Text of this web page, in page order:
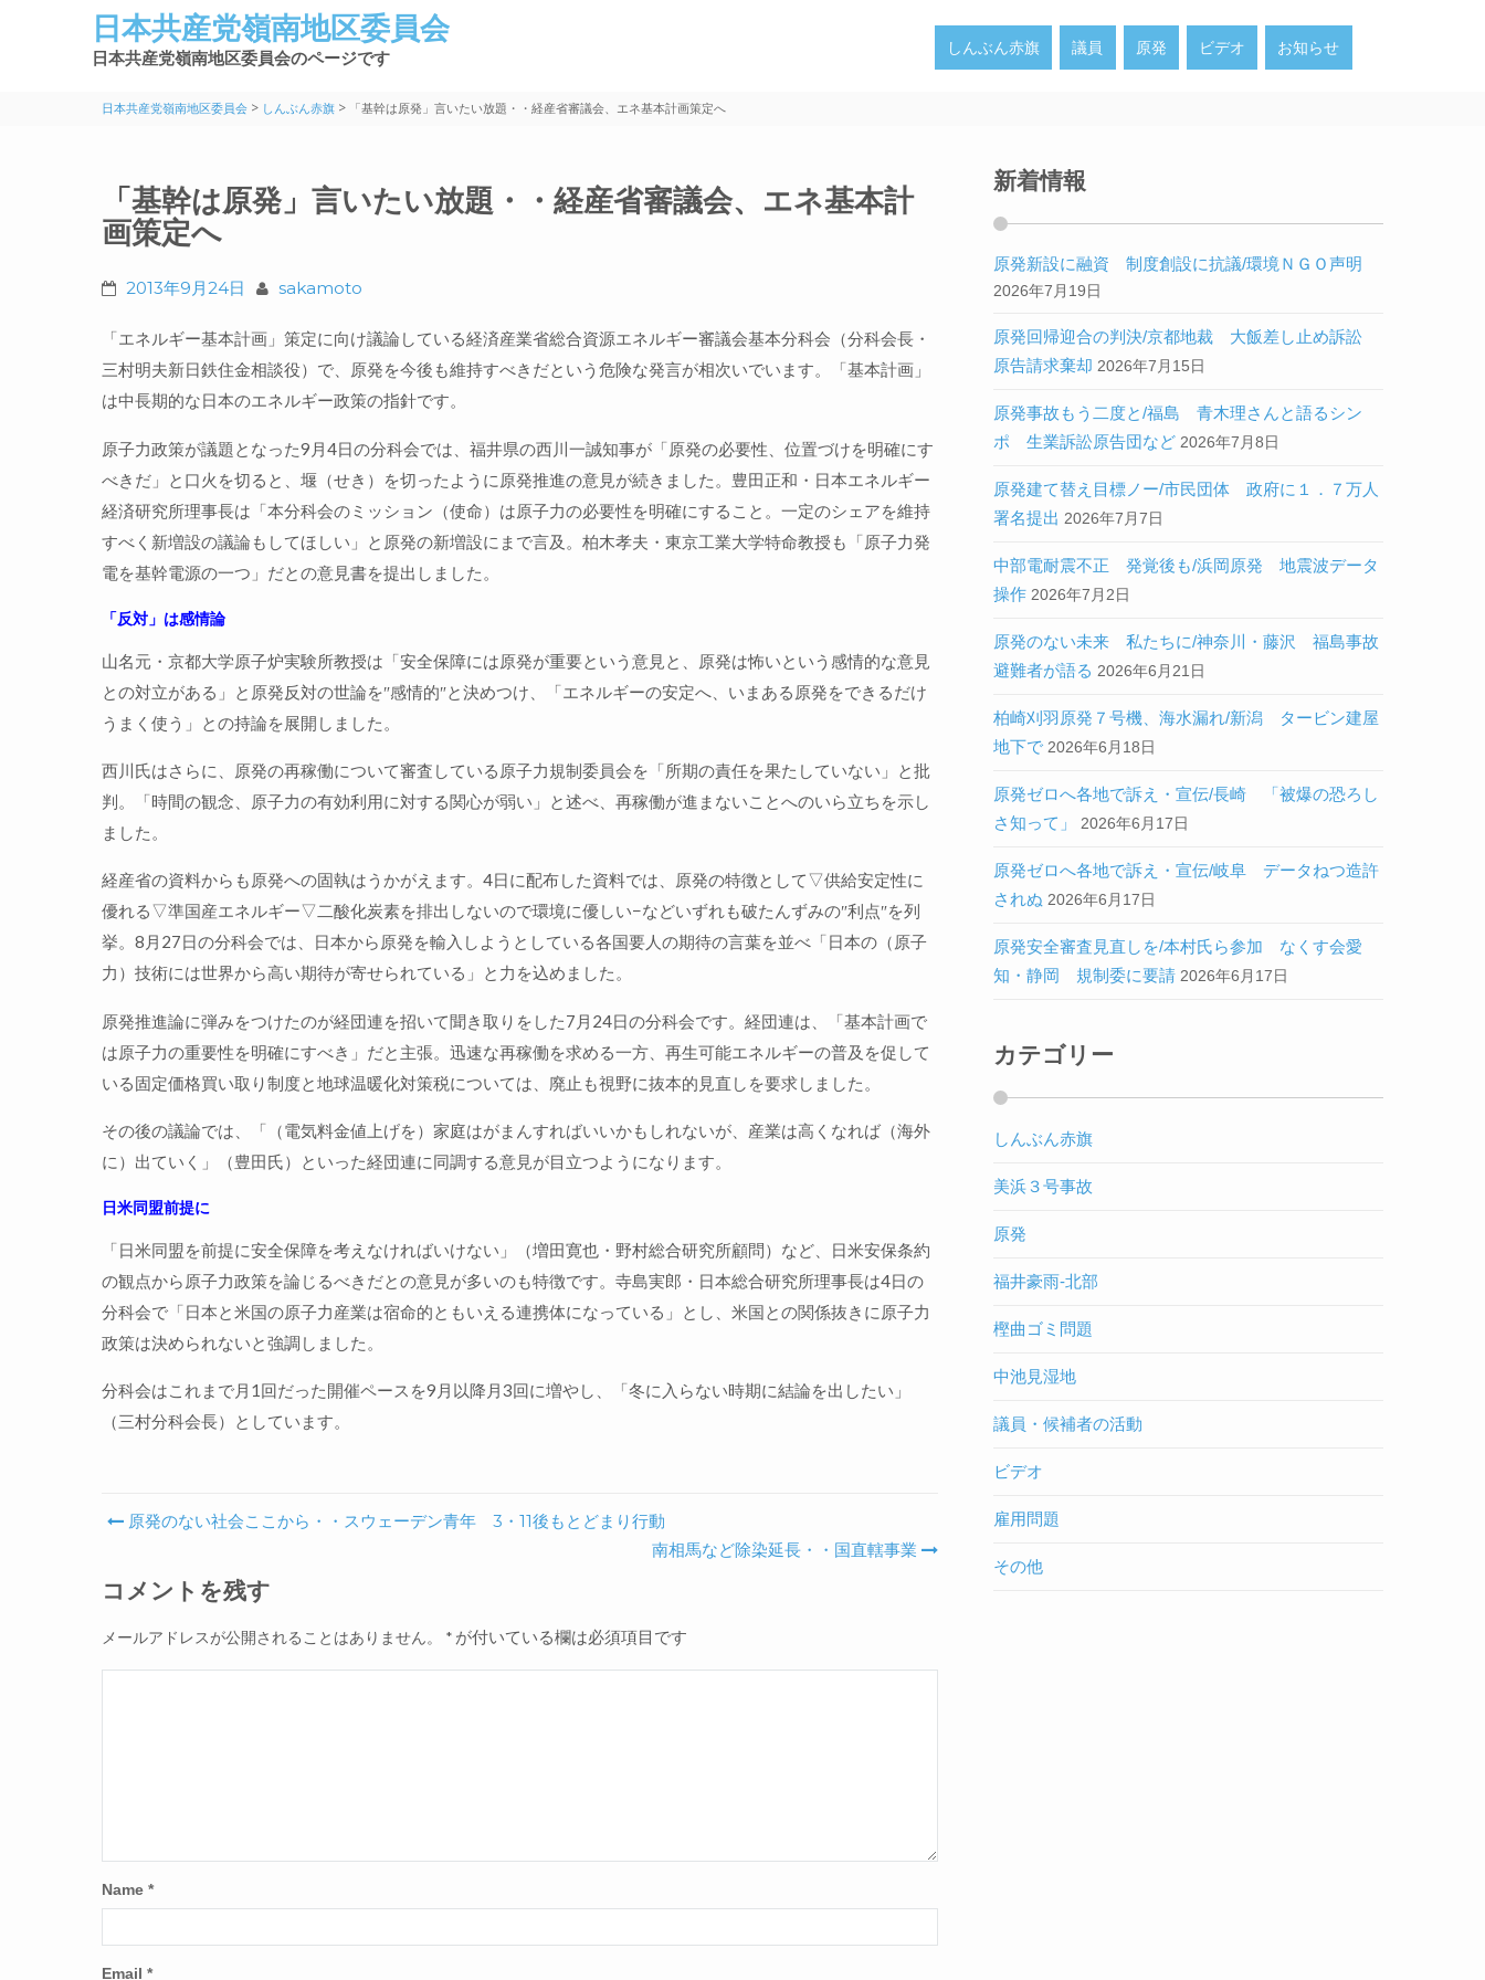
日本共産党嶺南地区委員会
日本共産党嶺南地区委員会のページです
しんぶん赤旗 議員 原発 ビデオ お知らせ
日本共産党嶺南地区委員会 > しんぶん赤旗 > 「基幹は原発」言いたい放題・・経産省審議会、エネ基本計画策定へ
「基幹は原発」言いたい放題・・経産省審議会、エネ基本計
画策定へ
2013年9月24日 sakamoto
「エネルギー基本計画」策定に向け議論している経済産業省総合資源エネルギー審議会基本分科会（分科会長・
三村明夫新日鉄住金相談役）で、原発を今後も維持すべきだという危険な発言が相次いでいます。「基本計画」
は中長期的な日本のエネルギー政策の指針です。
原子力政策が議題となった9月4日の分科会では、福井県の西川一誠知事が「原発の必要性、位置づけを明確にす
べきだ」と口火を切ると、堰（せき）を切ったように原発推進の意見が続きました。豊田正和・日本エネルギー
経済研究所理事長は「本分科会のミッション（使命）は原子力の必要性を明確にすること。一定のシェアを維持
すべく新増設の議論もしてほしい」と原発の新増設にまで言及。柏木孝夫・東京工業大学特命教授も「原子力発
電を基幹電源の一つ」だとの意見書を提出しました。
「反対」は感情論
山名元・京都大学原子炉実験所教授は「安全保障には原発が重要という意見と、原発は怖いという感情的な意見
との対立がある」と原発反対の世論を″感情的″と決めつけ、「エネルギーの安定へ、いまある原発をできるだけ
うまく使う」との持論を展開しました。
西川氏はさらに、原発の再稼働について審査している原子力規制委員会を「所期の責任を果たしていない」と批
判。「時間の観念、原子力の有効利用に対する関心が弱い」と述べ、再稼働が進まないことへのいら立ちを示し
ました。
経産省の資料からも原発への固執はうかがえます。4日に配布した資料では、原発の特徴として▽供給安定性に
優れる▽準国産エネルギー▽二酸化炭素を排出しないので環境に優しい−などいずれも破たんずみの″利点″を列
挙。8月27日の分科会では、日本から原発を輸入しようとしている各国要人の期待の言葉を並べ「日本の（原子
力）技術には世界から高い期待が寄せられている」と力を込めました。
原発推進論に弾みをつけたのが経団連を招いて聞き取りをした7月24日の分科会です。経団連は、「基本計画で
は原子力の重要性を明確にすべき」だと主張。迅速な再稼働を求める一方、再生可能エネルギーの普及を促して
いる固定価格買い取り制度と地球温暖化対策税については、廃止も視野に抜本的見直しを要求しました。
その後の議論では、「（電気料金値上げを）家庭はがまんすればいいかもしれないが、産業は高くなれば（海外
に）出ていく」（豊田氏）といった経団連に同調する意見が目立つようになります。
日米同盟前提に
「日米同盟を前提に安全保障を考えなければいけない」（増田寛也・野村総合研究所顧問）など、日米安保条約
の観点から原子力政策を論じるべきだとの意見が多いのも特徴です。寺島実郎・日本総合研究所理事長は4日の
分科会で「日本と米国の原子力産業は宿命的ともいえる連携体になっている」とし、米国との関係抜きに原子力
政策は決められないと強調しました。
分科会はこれまで月1回だった開催ペースを9月以降月3回に増やし、「冬に入らない時期に結論を出したい」
（三村分科会長）としています。
Post navigation
原発のない社会ここから・・スウェーデン青年 3・11後もとどまり行動
南相馬など除染延長・・国直轄事業
コメントを残す
メールアドレスが公開されることはありません。 * が付いている欄は必須項目です
Name *
Email *
新着情報
原発新設に融資 制度創設に抗議/環境ＮＧＯ声明
2026年7月19日
原発回帰迎合の判決/京都地裁 大飯差し止め訴訟
原告請求棄却 2026年7月15日
原発事故もう二度と/福島 青木理さんと語るシン
ポ 生業訴訟原告団など 2026年7月8日
原発建て替え目標ノー/市民団体 政府に１．７万人
署名提出 2026年7月7日
中部電耐震不正 発覚後も/浜岡原発 地震波データ
操作 2026年7月2日
原発のない未来 私たちに/神奈川・藤沢 福島事故
避難者が語る 2026年6月21日
柏崎刈羽原発７号機、海水漏れ/新潟 タービン建屋
地下で 2026年6月18日
原発ゼロへ各地で訴え・宣伝/長崎 「被爆の恐ろし
さ知って」
2026年6月17日
原発ゼロへ各地で訴え・宣伝/岐阜 データねつ造許
されぬ 2026年6月17日
原発安全審査見直しを/本村氏ら参加 なくす会愛
知・静岡 規制委に要請 2026年6月17日
カテゴリー
しんぶん赤旗
美浜３号事故
原発
福井豪雨-北部
樫曲ゴミ問題
中池見湿地
議員・候補者の活動
ビデオ
雇用問題
その他